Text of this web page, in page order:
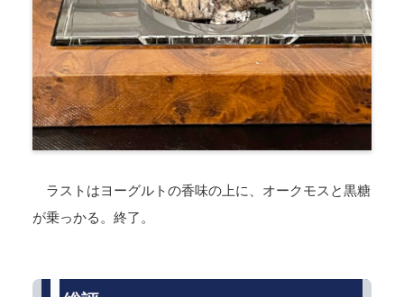
ラストはヨーグルトの香味の上に、オークモスと黒糖
が乗っかる。終了。